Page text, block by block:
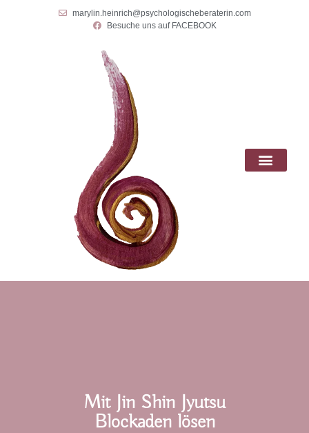
marylin.heinrich@psychologischeberaterin.com
Besuche uns auf FACEBOOK
Mit Jin Shin Jyutsu
Blockaden lösen